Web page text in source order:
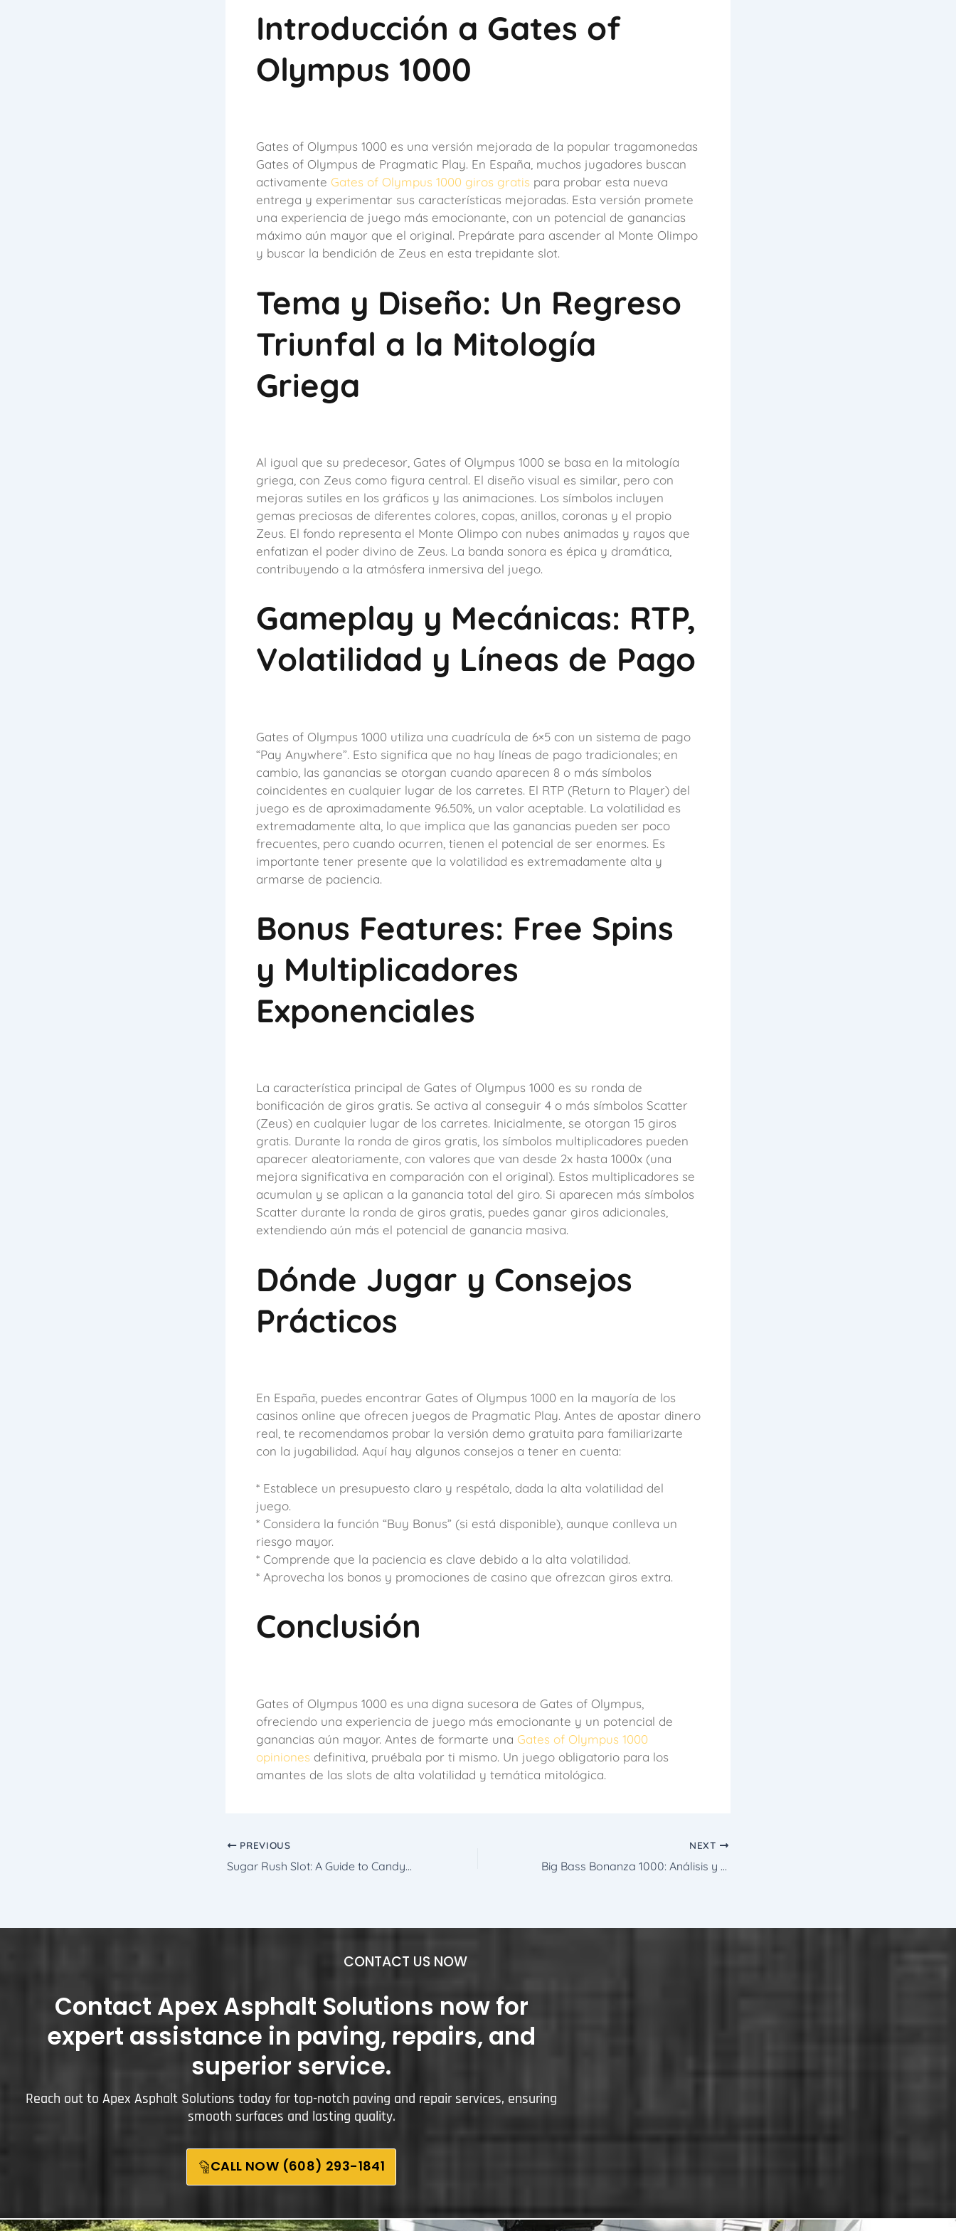
Introducción a Gates of
Olympus 1000
Gates of Olympus 1000 es una versión mejorada de la popular tragamonedas
Gates of Olympus de Pragmatic Play. En España, muchos jugadores buscan
activamente Gates of Olympus 1000 giros gratis para probar esta nueva
entrega y experimentar sus características mejoradas. Esta versión promete
una experiencia de juego más emocionante, con un potencial de ganancias
máximo aún mayor que el original. Prepárate para ascender al Monte Olimpo
y buscar la bendición de Zeus en esta trepidante slot.
Tema y Diseño: Un Regreso
Triunfal a la Mitología
Griega
Al igual que su predecesor, Gates of Olympus 1000 se basa en la mitología
griega, con Zeus como figura central. El diseño visual es similar, pero con
mejoras sutiles en los gráficos y las animaciones. Los símbolos incluyen
gemas preciosas de diferentes colores, copas, anillos, coronas y el propio
Zeus. El fondo representa el Monte Olimpo con nubes animadas y rayos que
enfatizan el poder divino de Zeus. La banda sonora es épica y dramática,
contribuyendo a la atmósfera inmersiva del juego.
Gameplay y Mecánicas: RTP,
Volatilidad y Líneas de Pago
Gates of Olympus 1000 utiliza una cuadrícula de 6×5 con un sistema de pago
“Pay Anywhere”. Esto significa que no hay líneas de pago tradicionales; en
cambio, las ganancias se otorgan cuando aparecen 8 o más símbolos
coincidentes en cualquier lugar de los carretes. El RTP (Return to Player) del
juego es de aproximadamente 96.50%, un valor aceptable. La volatilidad es
extremadamente alta, lo que implica que las ganancias pueden ser poco
frecuentes, pero cuando ocurren, tienen el potencial de ser enormes. Es
importante tener presente que la volatilidad es extremadamente alta y
armarse de paciencia.
Bonus Features: Free Spins
y Multiplicadores
Exponenciales
La característica principal de Gates of Olympus 1000 es su ronda de
bonificación de giros gratis. Se activa al conseguir 4 o más símbolos Scatter
(Zeus) en cualquier lugar de los carretes. Inicialmente, se otorgan 15 giros
gratis. Durante la ronda de giros gratis, los símbolos multiplicadores pueden
aparecer aleatoriamente, con valores que van desde 2x hasta 1000x (una
mejora significativa en comparación con el original). Estos multiplicadores se
acumulan y se aplican a la ganancia total del giro. Si aparecen más símbolos
Scatter durante la ronda de giros gratis, puedes ganar giros adicionales,
extendiendo aún más el potencial de ganancia masiva.
Dónde Jugar y Consejos
Prácticos
En España, puedes encontrar Gates of Olympus 1000 en la mayoría de los
casinos online que ofrecen juegos de Pragmatic Play. Antes de apostar dinero
real, te recomendamos probar la versión demo gratuita para familiarizarte
con la jugabilidad. Aquí hay algunos consejos a tener en cuenta:
* Establece un presupuesto claro y respétalo, dada la alta volatilidad del
juego.
* Considera la función “Buy Bonus” (si está disponible), aunque conlleva un
riesgo mayor.
* Comprende que la paciencia es clave debido a la alta volatilidad.
* Aprovecha los bonos y promociones de casino que ofrezcan giros extra.
Conclusión
Gates of Olympus 1000 es una digna sucesora de Gates of Olympus,
ofreciendo una experiencia de juego más emocionante y un potencial de
ganancias aún mayor. Antes de formarte una Gates of Olympus 1000
opiniones definitiva, pruébala por ti mismo. Un juego obligatorio para los
amantes de las slots de alta volatilidad y temática mitológica.
PREVIOUS
Sugar Rush Slot: A Guide to Candy-Coated Wins and Bonus Features
NEXT
Big Bass Bonanza 1000: Análisis y Cómo Aprovechar los Giros Gratis
CONTACT US NOW
Contact Apex Asphalt Solutions now for
expert assistance in paving, repairs, and
superior service.
Reach out to Apex Asphalt Solutions today for top-notch paving and repair services, ensuring
smooth surfaces and lasting quality.
CALL NOW (608) 293-1841